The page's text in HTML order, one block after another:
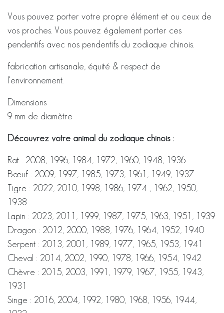
Vous pouvez porter votre propre élément et ou ceux de
vos proches. Vous pouvez également porter ces
pendentifs avec nos pendentifs du zodiaque chinois.
fabrication artisanale, équité & respect de
l'environnement.
Dimensions
9 mm de diamètre
Découvrez votre animal du zodiaque chinois :
Rat : 2008, 1996, 1984, 1972, 1960, 1948, 1936
Bœuf : 2009, 1997, 1985, 1973, 1961, 1949, 1937
Tigre : 2022, 2010, 1998, 1986, 1974 , 1962, 1950,
1938
Lapin : 2023, 2011, 1999, 1987, 1975, 1963, 1951, 1939
Dragon : 2012, 2000, 1988, 1976, 1964, 1952, 1940
Serpent : 2013, 2001, 1989, 1977, 1965, 1953, 1941
Cheval : 2014, 2002, 1990, 1978, 1966, 1954, 1942
Chèvre : 2015, 2003, 1991, 1979, 1967, 1955, 1943,
1931
Singe : 2016, 2004, 1992, 1980, 1968, 1956, 1944,